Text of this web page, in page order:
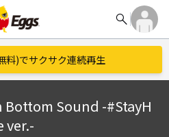
search
料)でサクサク連続再生
Bottom Sound -#StayH
ver.-